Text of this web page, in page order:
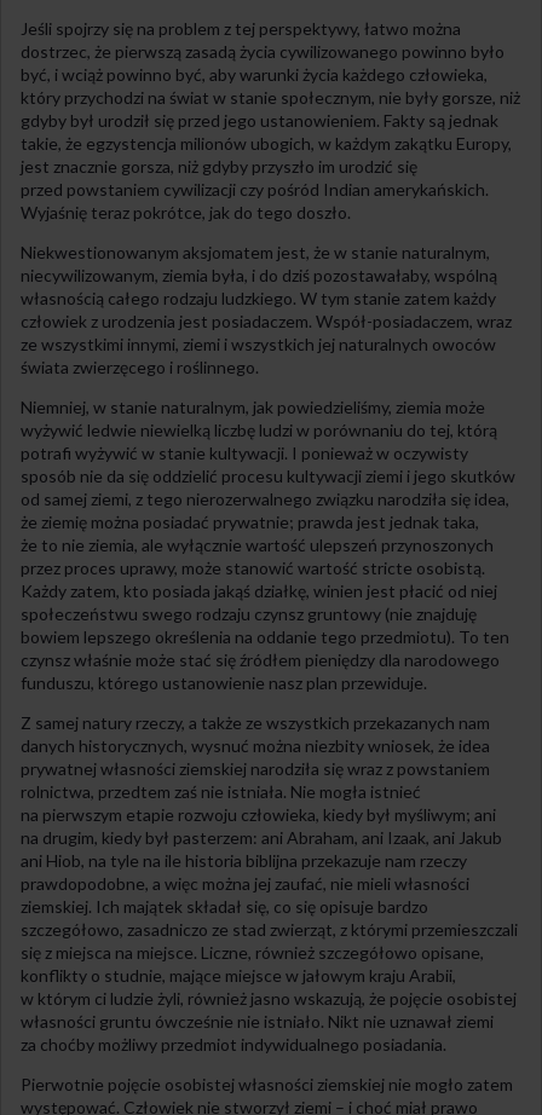
Jeśli spojrzy się na problem z tej perspektywy, łatwo można
dostrzec, że pierwszą zasadą życia cywilizowanego powinno było
być, i wciąż powinno być, aby warunki życia każdego człowieka,
który przychodzi na świat w stanie społecznym, nie były gorsze, niż
gdyby był urodził się przed jego ustanowieniem. Fakty są jednak
takie, że egzystencja milionów ubogich, w każdym zakątku Europy,
jest znacznie gorsza, niż gdyby przyszło im urodzić się
przed powstaniem cywilizacji czy pośród Indian amerykańskich.
Wyjaśnię teraz pokrótce, jak do tego doszło.
Niekwestionowanym aksjomatem jest, że w stanie naturalnym,
niecywilizowanym, ziemia była, i do dziś pozostawałaby, wspólną
własnością całego rodzaju ludzkiego. W tym stanie zatem każdy
człowiek z urodzenia jest posiadaczem. Współ-posiadaczem, wraz
ze wszystkimi innymi, ziemi i wszystkich jej naturalnych owoców
świata zwierzęcego i roślinnego.
Niemniej, w stanie naturalnym, jak powiedzieliśmy, ziemia może
wyżywić ledwie niewielką liczbę ludzi w porównaniu do tej, którą
potrafi wyżywić w stanie kultywacji. I ponieważ w oczywisty
sposób nie da się oddzielić procesu kultywacji ziemi i jego skutków
od samej ziemi, z tego nierozerwalnego związku narodziła się idea,
że ziemię można posiadać prywatnie; prawda jest jednak taka,
że to nie ziemia, ale wyłącznie wartość ulepszeń przynoszonych
przez proces uprawy, może stanowić wartość stricte osobistą.
Każdy zatem, kto posiada jakąś działkę, winien jest płacić od niej
społeczeństwu swego rodzaju czynsz gruntowy (nie znajduję
bowiem lepszego określenia na oddanie tego przedmiotu). To ten
czynsz właśnie może stać się źródłem pieniędzy dla narodowego
funduszu, którego ustanowienie nasz plan przewiduje.
Z samej natury rzeczy, a także ze wszystkich przekazanych nam
danych historycznych, wysnuć można niezbity wniosek, że idea
prywatnej własności ziemskiej narodziła się wraz z powstaniem
rolnictwa, przedtem zaś nie istniała. Nie mogła istnieć
na pierwszym etapie rozwoju człowieka, kiedy był myśliwym; ani
na drugim, kiedy był pasterzem: ani Abraham, ani Izaak, ani Jakub
ani Hiob, na tyle na ile historia biblijna przekazuje nam rzeczy
prawdopodobne, a więc można jej zaufać, nie mieli własności
ziemskiej. Ich majątek składał się, co się opisuje bardzo
szczegółowo, zasadniczo ze stad zwierząt, z którymi przemieszczali
się z miejsca na miejsce. Liczne, również szczegółowo opisane,
konflikty o studnie, mające miejsce w jałowym kraju Arabii,
w którym ci ludzie żyli, również jasno wskazują, że pojęcie osobistej
własności gruntu ówcześnie nie istniało. Nikt nie uznawał ziemi
za choćby możliwy przedmiot indywidualnego posiadania.
Pierwotnie pojęcie osobistej własności ziemskiej nie mogło zatem
występować. Człowiek nie stworzył ziemi – i choć miał prawo